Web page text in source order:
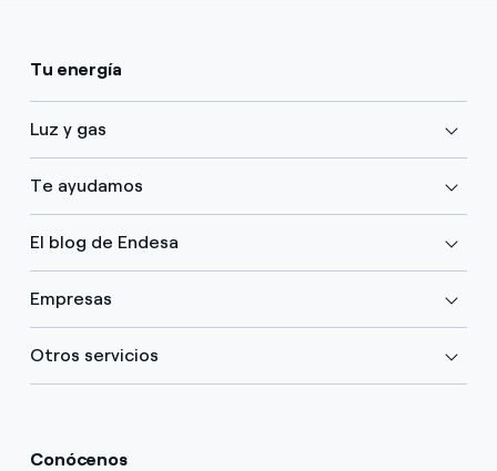
Tu energía
Luz y gas
Te ayudamos
El blog de Endesa
Empresas
Otros servicios
Conócenos